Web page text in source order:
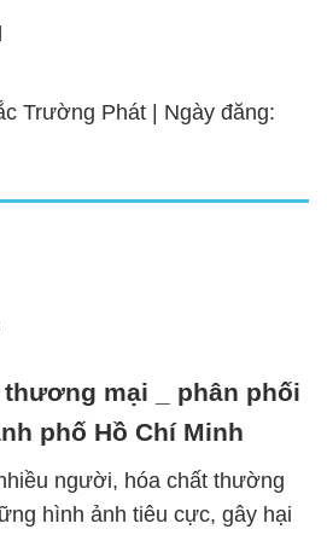
Trường Phát | Ngày đăng:
mại _ phân phối
phố Hồ Chí Minh
người, hóa chất thường
hình ảnh tiêu cực, gây hại